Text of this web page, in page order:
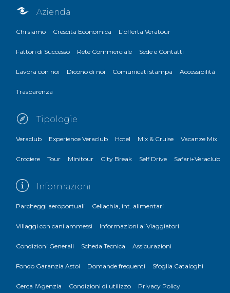
Azienda
Chi siamo Crescita Economica L'offerta Veratour
Fattori di Successo Rete Commerciale Sede e Contatti
Lavora con noi Dicono di noi Comunicati stampa Accessibilità
Trasparenza
Tipologie
Veraclub Experience Veraclub Hotel Mix & Cruise Vacanze Mix
Crociere Tour Minitour City Break Self Drive Safari+Veraclub
Informazioni
Parcheggi aeroportuali Celiachia, int. alimentari
Villaggi con cani ammessi Informazioni ai Viaggiatori
Condizioni Generali Scheda Tecnica Assicurazioni
Fondo Garanzia Astoi Domande frequenti Sfoglia Cataloghi
Cerca l'Agenzia Condizioni di utilizzo Privacy Policy